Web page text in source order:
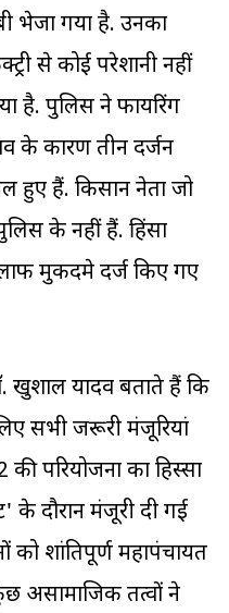
भेजा गया है. उनका
से कोई परेशानी नहीं
है. पुलिस ने फायरिंग
के कारण तीन दर्जन
हुए हैं. किसान नेता जो
के नहीं हैं. हिंसा
मुकदमे दर्ज किए गए
खुशाल यादव बताते हैं कि
सभी जरूरी मंजूरियां
परियोजना का हिस्सा
के दौरान मंजूरी दी गई
को शांतिपूर्ण महापंचायत
असामाजिक तत्वों ने